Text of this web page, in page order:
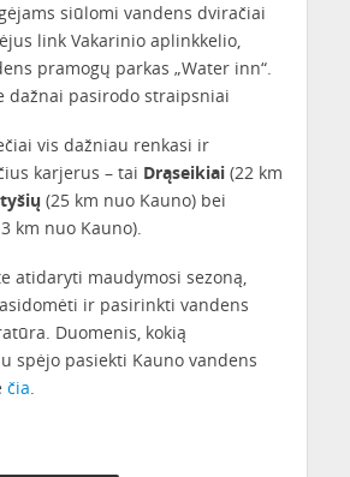
siūlomi vandens dviračiai
link Vakarinio aplinkkelio,
pramogų parkas „Water inn“.
dažnai pasirodo straipsniai
vis dažniau renkasi ir
karjerus – tai Drąseikiai(22 km
(25 km nuo Kauno) bei
km nuo Kauno).
atidaryti maudymosi sezoną,
ir pasirinkti vandens
Duomenis, kokią
spėjo pasiekti Kauno vandens
čia.